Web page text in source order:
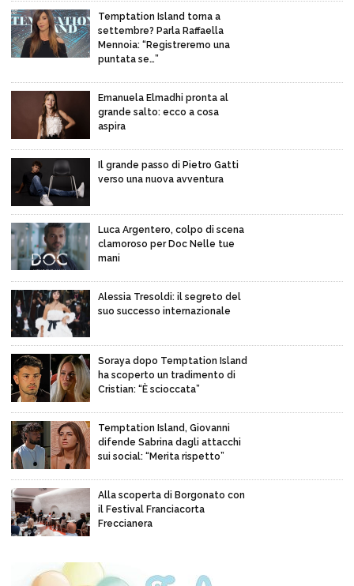
Temptation Island torna a
settembre? Parla Raffaella
Mennoia: “Registreremo una
puntata se…”
Emanuela Elmadhi pronta al
grande salto: ecco a cosa
aspira
Il grande passo di Pietro Gatti
verso una nuova avventura
Luca Argentero, colpo di scena
clamoroso per Doc Nelle tue
mani
Alessia Tresoldi: il segreto del
suo successo internazionale
Soraya dopo Temptation Island
ha scoperto un tradimento di
Cristian: “È scioccata”
Temptation Island, Giovanni
difende Sabrina dagli attacchi
sui social: “Merita rispetto”
Alla scoperta di Borgonato con
il Festival Franciacorta
Freccianera